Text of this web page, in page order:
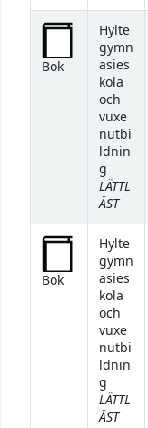
Bok
Hylte
gymn
asies
kola
och
vuxe
nutbi
ldnin
g
LÄTTL
ÄST
Bok
Hylte
gymn
asies
kola
och
vuxe
nutbi
ldnin
g
LÄTTL
ÄST